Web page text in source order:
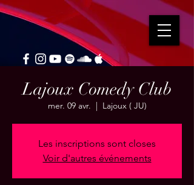
Lajoux Comedy Club
mer. 09 avr.
  |
Lajoux ( JU)
Les inscriptions sont closes
Voir d'autres événements